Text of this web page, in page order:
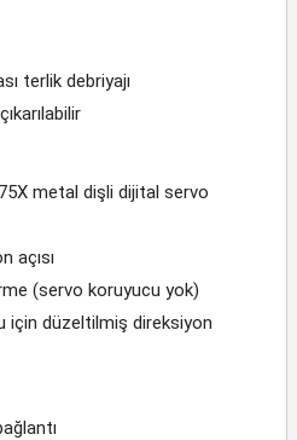
terlik debriyajı
metal dişli dijital servo
açısı
(servo koruyucu yok)
için düzeltilmiş direksiyon